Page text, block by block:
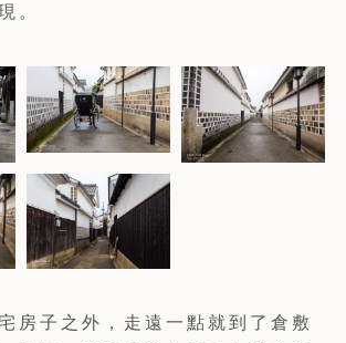
。
房子之外，走遠一點就到了倉敷